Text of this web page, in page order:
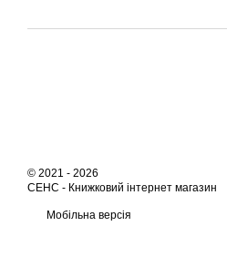
© 2021 - 2026
СЕНС - Книжковий інтернет магазин
Мобільна версія